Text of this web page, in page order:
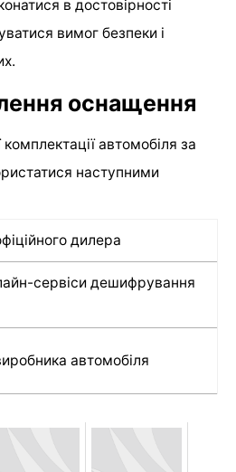
в достовірності
вимог безпеки і
оснащення
автомобіля за
наступними
дилера
сервіси дешифрування
автомобіля